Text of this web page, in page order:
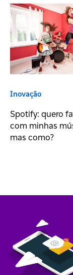
Inovação
Spotify: quero
com minhas
mas como?